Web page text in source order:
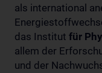
als international
das Institut für
allem der
und der